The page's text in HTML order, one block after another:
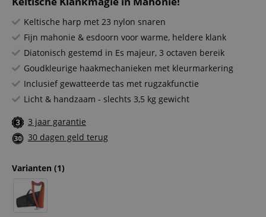
Keltische harp met 23 nylon snaren
Fijn mahonie & esdoorn voor warme, heldere klank
Diatonisch gestemd in Es majeur, 3 octaven bereik
Goudkleurige haakmechanieken met kleurmarkering
Inclusief gewatteerde tas met rugzakfunctie
Licht & handzaam - slechts 3,5 kg gewicht
3 jaar garantie
30 dagen geld terug
Varianten (1)